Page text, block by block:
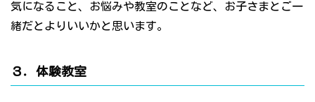
気になること、お悩みや教室のことなど、お子さまとご一
緒だとよりいいかと思います。
３．体験教室